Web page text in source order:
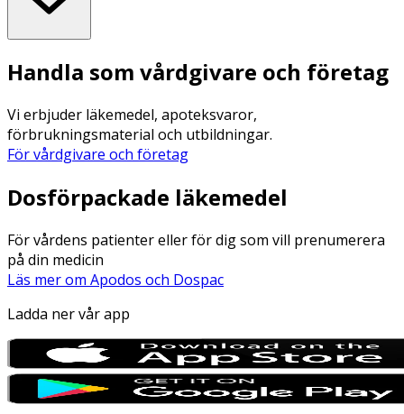
Handla som vårdgivare och företag
Vi erbjuder läkemedel, apoteksvaror,
förbrukningsmaterial och utbildningar.
För vårdgivare och företag
Dosförpackade läkemedel
För vårdens patienter eller för dig som vill prenumerera
på din medicin
Läs mer om Apodos och Dospac
Ladda ner vår app